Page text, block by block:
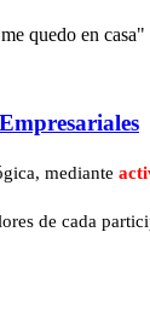
quedo en casa"
mediante
de cada